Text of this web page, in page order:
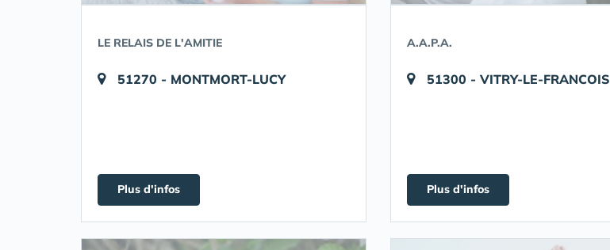
LE RELAIS DE L'AMITIE
51270 - MONTMORT-LUCY
Plus d'infos
A.A.P.A.
51300 - VITRY-LE-FRANCOIS
Plus d'infos